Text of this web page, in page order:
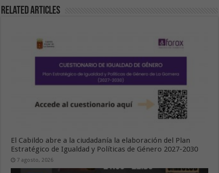
Related Articles
El Cabildo abre a la ciudadanía la elaboración del Plan
Estratégico de Igualdad y Políticas de Género 2027-2030
7 agosto, 2026